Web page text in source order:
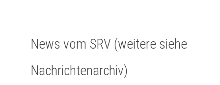
News vom SRV (weitere siehe
Nachrichtenarchiv)